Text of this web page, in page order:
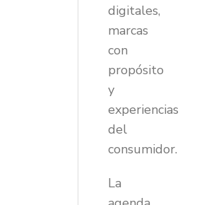
digitales,
marcas
con
propósito
y
experiencias
del
consumidor.
La